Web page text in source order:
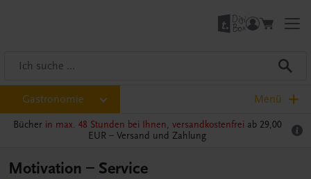
Gastronomie Menü
Bücher in max. 48 Stunden bei Ihnen, versandkostenfrei ab 29,00
EUR – Versand und Zahlung
Motivation – Service